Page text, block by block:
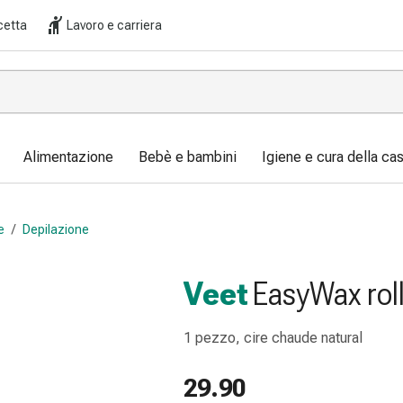
Lavoro e carriera
Alimentazione Bebè e bambini Igiene e cura della
/ Depilazione
VeetEasyWax
1 pezzo, cire chaude natural
29.90